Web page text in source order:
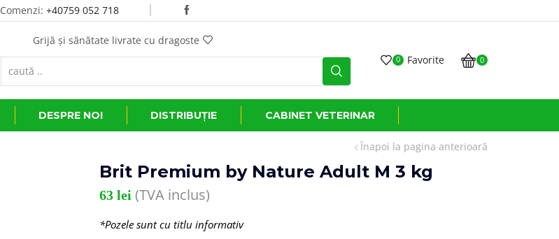
Comenzi: +40759 052 718
Grijă și sănătate livrate cu dragoste
0 Favorite 0
DESPRE NOI DISTRIBUȚIE CABINET VETERINAR
Înapoi la pagina anterioară
Brit Premium by Nature Adult M 3 kg
63 lei (TVA inclus)
*Pozele sunt cu titlu informativ